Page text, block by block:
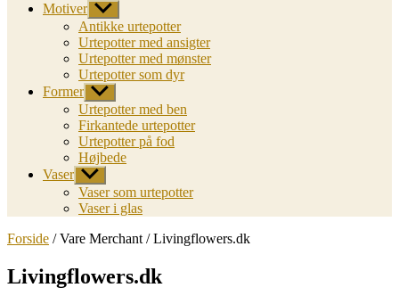
Motiver Vis
undermenu
Antikke urtepotter
Urtepotter med ansigter
Urtepotter med mønster
Urtepotter som dyr
Former Vis
undermenu
Urtepotter med ben
Firkantede urtepotter
Urtepotter på fod
Højbede
Vaser Vis
undermenu
Vaser som urtepotter
Vaser i glas
Forside / Vare Merchant / Livingflowers.dk
Livingflowers.dk